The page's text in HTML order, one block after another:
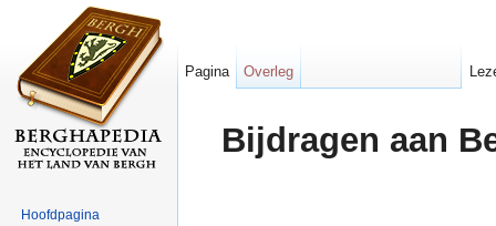
Bijdragen aan
Pagina Overleg
Hoofdpagina